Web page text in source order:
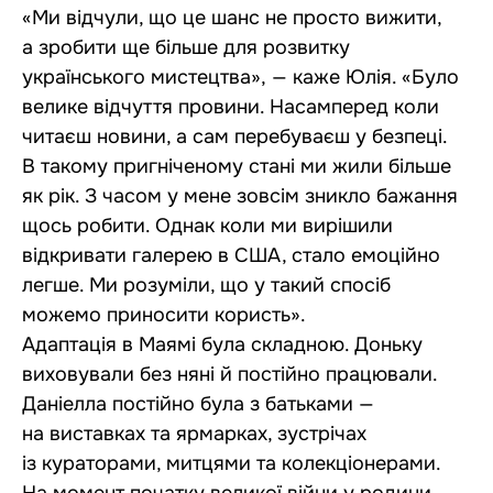
«Ми відчули, що це шанс не просто вижити,
а зробити ще більше для розвитку
українського мистецтва», — каже Юлія. «Було
велике відчуття провини. Насамперед коли
читаєш новини, а сам перебуваєш у безпеці.
В такому пригніченому стані ми жили більше
як рік. З часом у мене зовсім зникло бажання
щось робити. Однак коли ми вирішили
відкривати галерею в США, стало емоційно
легше. Ми розуміли, що у такий спосіб
можемо приносити користь».
Адаптація в Маямі була складною. Доньку
виховували без няні й постійно працювали.
Даніелла постійно була з батьками —
на виставках та ярмарках, зустрічах
із кураторами, митцями та колекціонерами.